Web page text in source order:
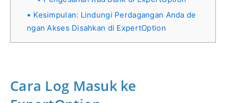
Kesimpulan: Lindungi Perdagangan Anda de
ngan Akses Disahkan di ExpertOption
Cara Log Masuk ke